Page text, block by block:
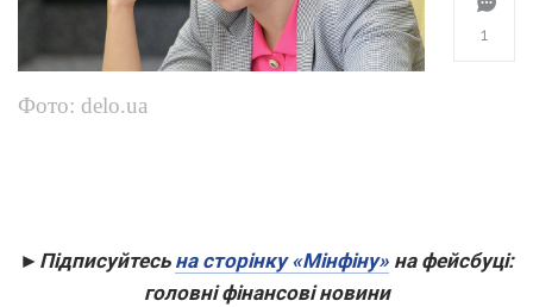
Фото: delo.ua
1
►Підписуйтесь на сторінку «Мінфіну» на фейсбуці:
головні фінансові новини